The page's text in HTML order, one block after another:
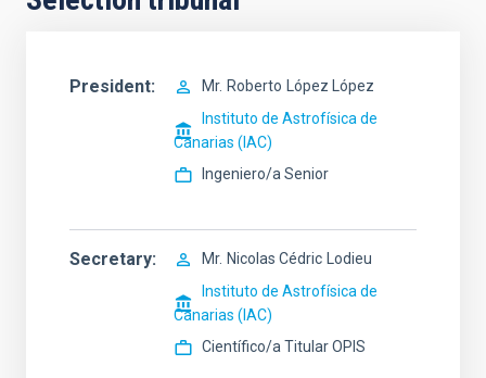
President Mr. Roberto
López López
Instituto de Astrofísica de
Canarias (IAC)
Ingeniero/a Senior
Secretary Mr. Nicolas Cédric
Lodieu
Instituto de Astrofísica de
Canarias (IAC)
Científico/a Titular OPIS